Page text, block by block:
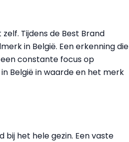
Tijdens de Best Brand
in België. Een erkenning die
constante focus op
België in waarde en het merk
bij het hele gezin. Een vaste